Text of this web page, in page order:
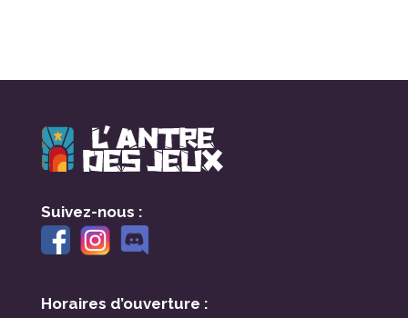
Suivez-nous :
Horaires d’ouverture :